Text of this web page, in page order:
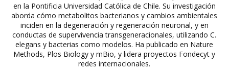
en la Pontificia Universidad Católica de Chile. Su investigación
aborda cómo metabolitos bacterianos y cambios ambientales
inciden en la degeneración y regeneración neuronal, y en
conductas de supervivencia transgeneracionales, utilizando C.
elegans y bacterias como modelos. Ha publicado en Nature
Methods, Plos Biology y mBio, y lidera proyectos Fondecyt y
redes internacionales.